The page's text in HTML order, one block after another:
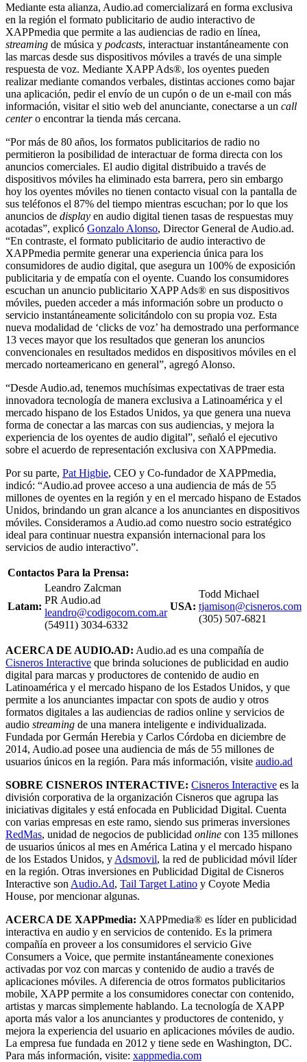
Mediante esta alianza, Audio.ad comercializará en forma exclusiva
en la región el formato publicitario de audio interactivo de
XAPPmedia que permite a las audiencias de radio en línea,
streaming de música y podcasts, interactuar instantáneamente con
las marcas desde sus dispositivos móviles a través de una simple
respuesta de voz. Mediante XAPP Ads®, los oyentes pueden
realizar mediante comandos verbales, distintas acciones como bajar
una aplicación, pedir el envío de un cupón o de un e-mail con más
información, visitar el sitio web del anunciante, conectarse a un call
centero encontrar la tienda más cercana.
“Por más de 80 años, los formatos publicitarios de radio no
permitieron la posibilidad de interactuar de forma directa con los
anuncios comerciales. El audio digital distribuido a través de
dispositivos móviles ha eliminado esta barrera, pero sin embargo
hoy los oyentes móviles no tienen contacto visual con la pantalla de
sus teléfonos el 87% del tiempo mientras escuchan; por lo que los
anuncios de display en audio digital tienen tasas de respuestas muy
acotadas”, explicó Gonzalo Alonso, Director General de Audio.ad.
“En contraste, el formato publicitario de audio interactivo de
XAPPmedia permite generar una experiencia única para los
consumidores de audio digital, que asegura un 100% de exposición
publicitaria y de empatía con el oyente. Cuando los consumidores
escuchan un anuncio publicitario XAPP Ads® en sus dispositivos
móviles, pueden acceder a más información sobre un producto o
servicio instantáneamente solicitándolo con su propia voz. Esta
nueva modalidad de ‘clicks de voz’ ha demostrado una performance
13 veces mayor que los resultados que generan los anuncios
convencionales en resultados medidos en dispositivos móviles en el
mercado norteamericano en general”, agregó Alonso.
“Desde Audio.ad, tenemos muchísimas expectativas de traer esta
innovadora tecnología de manera exclusiva a Latinoamérica y el
mercado hispano de los Estados Unidos, ya que genera una nueva
forma de conectar a las marcas con sus audiencias, y mejora la
experiencia de los oyentes de audio digital”, señaló el ejecutivo
sobre el acuerdo de representación exclusiva con XAPPmedia.
Por su parte, Pat Higbie, CEO y Co-fundador de XAPPmedia,
indicó: “Audio.ad provee acceso a una audiencia de más de 55
millones de oyentes en la región y en el mercado hispano de Estados
Unidos, brindando un gran alcance a los anunciantes en dispositivos
móviles. Consideramos a Audio.ad como nuestro socio estratégico
ideal para continuar nuestra expansión internacional para los
servicios de audio interactivo”.
Contactos Para la Prensa:
Latam:
Leandro Zalcman
PR Audio.ad
leandro@codigocom.com.ar
(54911) 3034-6332
USA:
Todd Michael
tjamison@cisneros.com
(305) 507-6821
ACERCA DE AUDIO.AD: Audio.ad es una compañía de
Cisneros Interactive que brinda soluciones de publicidad en audio
digital para marcas y productores de contenido de audio en
Latinoamérica y el mercado hispano de los Estados Unidos, y que
permite a los anunciantes impactar con spots de audio y otros
formatos digitales a las audiencias de radios online y servicios de
audio streaming de una manera inteligente e individualizada.
Fundada por Germán Herebia y Carlos Córdoba en diciembre de
2014, Audio.ad posee una audiencia de más de 55 millones de
usuarios únicos en la región. Para más información, visite audio.ad
SOBRE CISNEROS INTERACTIVE: Cisneros Interactive es la
división corporativa de la organización Cisneros que agrupa las
iniciativas digitales y está enfocada en Publicidad Digital. Cuenta
con varias empresas en este ramo, siendo sus primeras inversiones
RedMas, unidad de negocios de publicidad online con 135 millones
de usuarios únicos al mes en América Latina y el mercado hispano
de los Estados Unidos, y Adsmovil, la red de publicidad móvil líder
en la región. Otras inversiones en Publicidad Digital de Cisneros
Interactive son Audio.Ad, Tail Target Latino y Coyote Media
House, por mencionar algunas.
ACERCA DE XAPPmedia: XAPPmedia® es líder en publicidad
interactiva en audio y en servicios de contenido. Es la primera
compañía en proveer a los consumidores el servicio Give
Consumers a Voice, que permite instantáneamente conexiones
activadas por voz con marcas y contenido de audio a través de
aplicaciones móviles. A diferencia de otros formatos publicitarios
mobile, XAPP permite a los consumidores conectar con contenido,
artistas y marcas simplemente hablando. La tecnología de XAPP
aporta más valor a los anunciantes y productores de contenido, y
mejora la experiencia del usuario en aplicaciones móviles de audio.
La empresa fue fundada en 2012 y tiene sede en Washington, DC.
Para más información, visite: xappmedia.com